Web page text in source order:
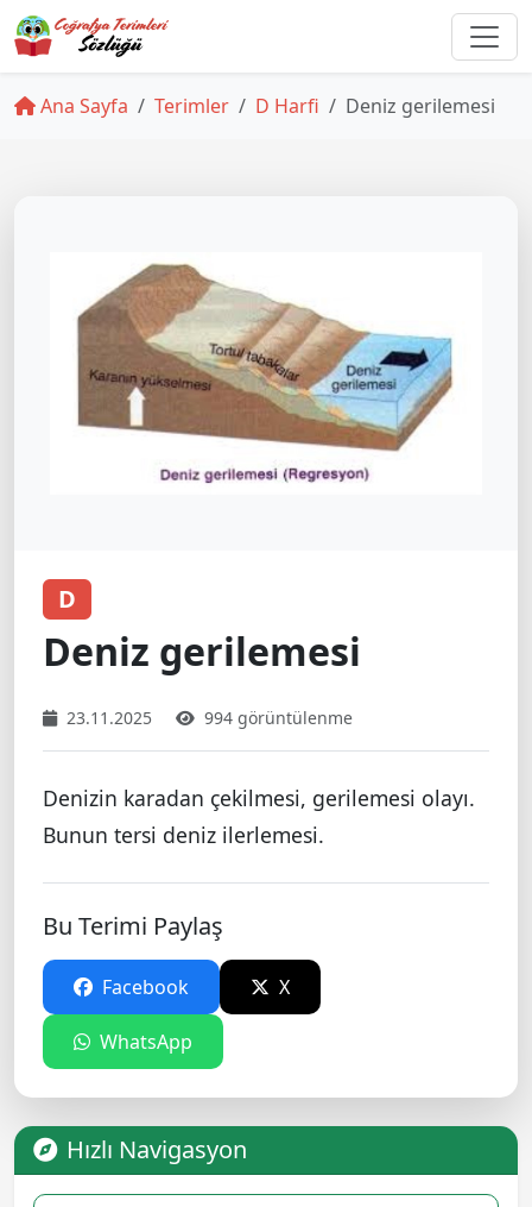
Ana Sayfa Terimler D Harfi Deniz gerilemesi
D
Deniz gerilemesi
23.11.2025 994 görüntülenme
Denizin karadan çekilmesi, gerilemesi olayı.
Bunun tersi deniz ilerlemesi.
Bu Terimi Paylaş
Facebook X
WhatsApp
Hızlı Navigasyon